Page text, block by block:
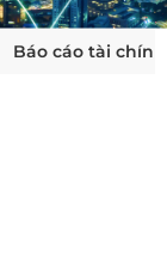
Báo cáo tài chính